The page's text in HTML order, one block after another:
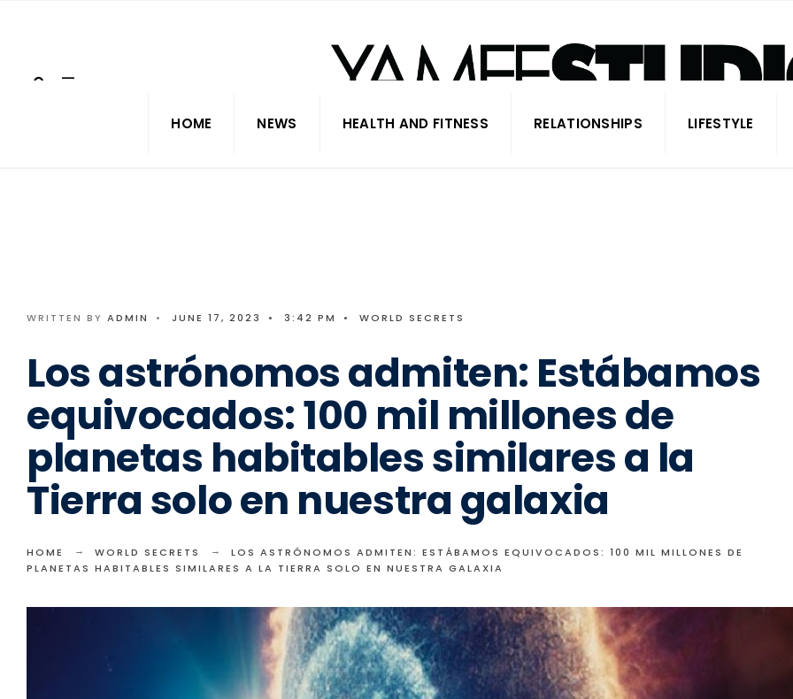
HOME NEWS HEALTH AND FITNESS RELATIONSHIPS LIFESTYLE
WRITTEN BY ADMIN • JUNE 17, 2023 • 3:42 PM • WORLD SECRETS
Los astrónomos admiten: Estábamos
equivocados: 100 mil millones de
planetas habitables similares a la
Tierra solo en nuestra galaxia
HOME WORLD SECRETS
LOS ASTRÓNOMOS ADMITEN: ESTÁBAMOS EQUIVOCADOS: 100 MIL MILLONES DE
PLANETAS HABITABLES SIMILARES A LA TIERRA SOLO EN NUESTRA GALAXIA